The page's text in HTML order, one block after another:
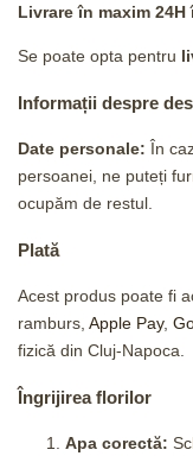
Livrare în maxim 24H
Se poate opta pentru
Informații despre
Date personale: În
persoanei, ne puteți
ocupăm de restul.
Plată
Acest produs poate fi
ramburs, Apple Pay,
fizică din Cluj-Napoca.
Îngrijirea florilor
Apa corectă: